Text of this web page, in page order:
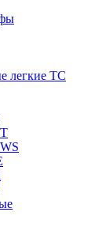
легкие ТС